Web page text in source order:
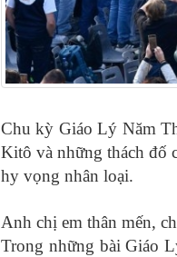
Chu kỳ Giáo Lý Năm
Kitô và những thách đố
hy vọng nhân loại.
Anh chị em thân mến,
Trong những bài Giáo